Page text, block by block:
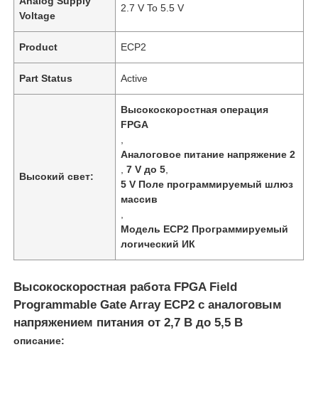
Voltage
2.7 V To 5.5 V
Product ECP2
Part Status Active
Высокий свет:
Высокоскоростная операция
FPGA
Аналоговое питание напряжение 2
,7 V до 5
5 V Поле программируемый шлюз
массив
Модель ECP2 Программируемый
логический ИК
Высокоскоростная работа FPGA Field
Programmable Gate Array ECP2 с аналоговым
напряжением питания от 2,7 В до 5,5 В
описание: